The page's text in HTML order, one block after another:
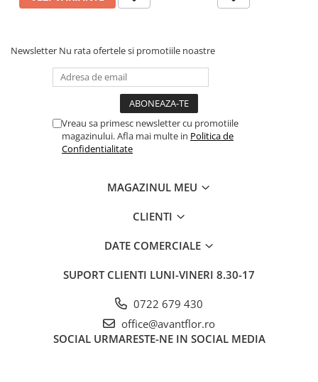
Newsletter Nu rata ofertele si promotiile noastre
Vreau sa primesc newsletter cu promotiile
magazinului. Afla mai multe in Politica de
Confidentialitate
MAGAZINUL MEU
CLIENTI
DATE COMERCIALE
SUPORT CLIENTI LUNI-VINERI 8.30-17
0722 679 430
office@avantflor.ro
SOCIAL URMARESTE-NE IN SOCIAL MEDIA